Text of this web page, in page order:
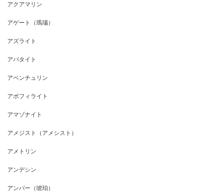
アクアマリン
アゲート（瑪瑙）
アズライト
アパタイト
アベンチュリン
アポフィライト
アマゾナイト
アメジスト（アメシスト）
アメトリン
アンデシン
アンバー（琥珀）